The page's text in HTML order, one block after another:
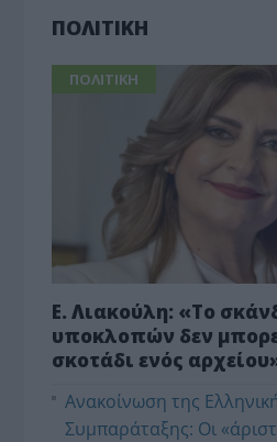
ΠΟΛΙΤΙΚΗ
ΠΟΛΙΤΙΚΗ
Ε. Λιακούλη: «Το
υποκλοπών δεν
σκοτάδι ενός
Ανακοίνωση της
Συμπαράταξης: Οι